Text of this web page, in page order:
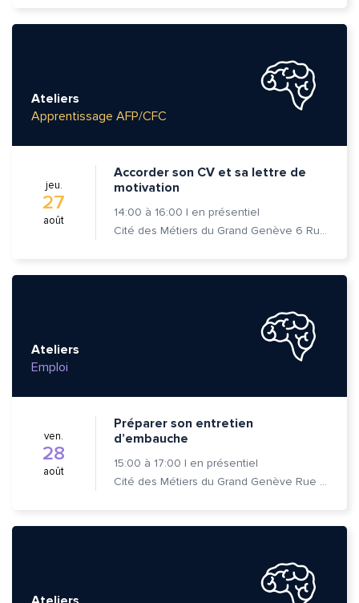
Ateliers
Apprentissage AFP/CFC
jeu.
27
août
Accorder son CV et sa lettre de
motivation
14:00 à 16:00 | en présentiel
Cité des Métiers du Grand Genève 6 Rue Prévost-Martin 1205 Genève
Ateliers
Emploi
ven.
28
août
Préparer son entretien
d’embauche
15:00 à 17:00 | en présentiel
Cité des Métiers du Grand Genève Rue Prévost-Martin 6 1205 Genève